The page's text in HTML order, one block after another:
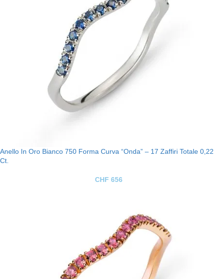
Anello In Oro Bianco 750 Forma Curva “Onda” – 17 Zaffiri Totale 0,22
Ct.
CHF 656